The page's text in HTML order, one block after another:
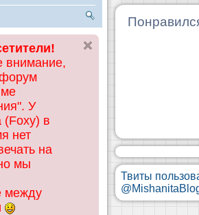
ск
форум
У
(Foxy) в
нет
на
мы
между
Твиты